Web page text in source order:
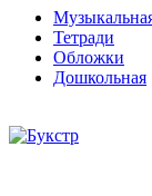
Тетради
Обложки
Дошкольная